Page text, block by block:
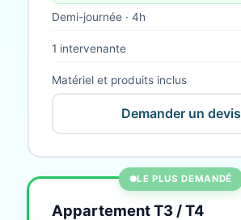
Demi-journée · 4h
1 intervenante
Matériel et produits inclus
Demander un devis
LE PLUS DEMANDÉ
Appartement T3 / T4